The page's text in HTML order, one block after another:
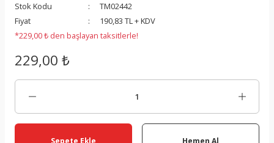
Stok Kodu
TM02442
Fiyat
190,83 TL + KDV
*229,00 ₺ den başlayan taksitlerle!
229,00 ₺
Sepete Ekle Hemen Al